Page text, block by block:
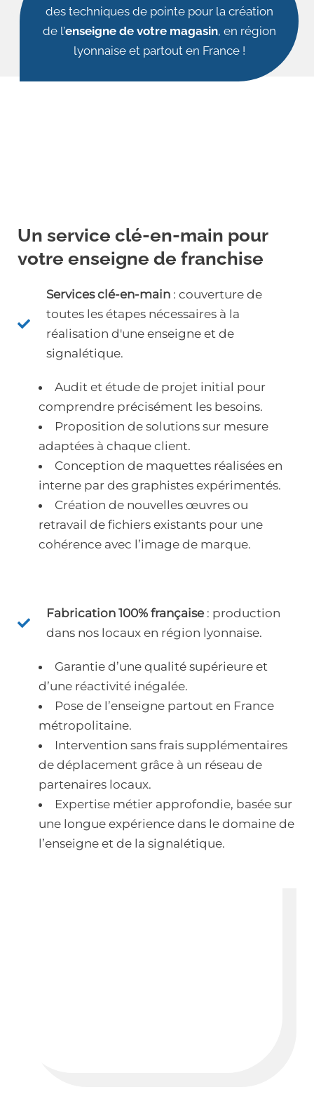
des techniques de pointe pour la création
de l’enseigne de votre magasin, en région
lyonnaise et partout en France !
Un service clé-en-main pour
votre enseigne de franchise
Services clé-en-main: couverture de
toutes les étapes nécessaires à la
réalisation d'une enseigne et de
signalétique.
Audit et étude de projet initial pour
comprendre précisément les besoins.
Proposition de solutions sur mesure
adaptées à chaque client.
Conception de maquettes réalisées en
interne par des graphistes expérimentés.
Création de nouvelles œuvres ou
retravail de fichiers existants pour une
cohérence avec l’image de marque.
Fabrication 100% française: production
dans nos locaux en région lyonnaise.
Garantie d’une qualité supérieure et
d’une réactivité inégalée.
Pose de l’enseigne partout en France
métropolitaine.
Intervention sans frais supplémentaires
de déplacement grâce à un réseau de
partenaires locaux.
Expertise métier approfondie, basée sur
une longue expérience dans le domaine de
l’enseigne et de la signalétique.